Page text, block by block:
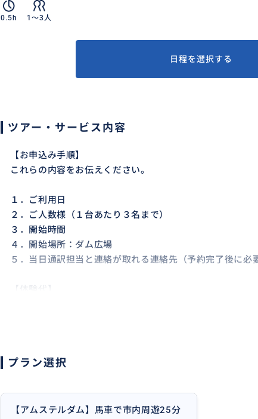
0.5h 1〜3人
日程を選択する
ツアー・サービス内容
【お申込み手順】
これらの内容をお伝えください。
１．ご利用日
２．ご人数様（１台あたり３名まで）
３．開始時間
４．開始場所：ダム広場
５．当日通訳担当と連絡が取れる連絡先（予約完了後に必
表示料金は3名様まで同料金、25分ツアーの場合です。ホ
【通訳同行なし】
プラン選択
【アムステルダム】馬車で市内周遊25分